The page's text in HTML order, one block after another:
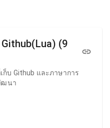
(9
ก็บ Github และภาษาการ
ฒนา